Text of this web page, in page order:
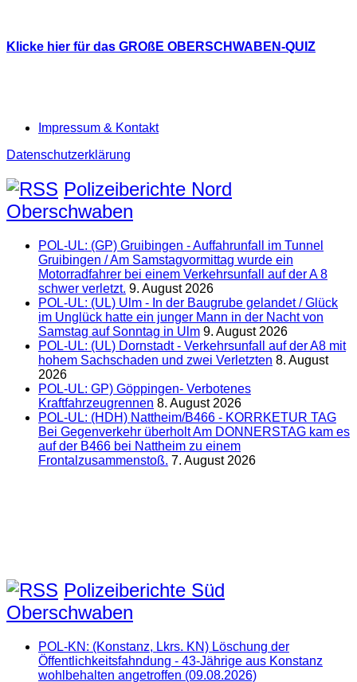
Klicke hier für das GROßE OBERSCHWABEN-QUIZ
Impressum & Kontakt
Datenschutzerklärung
Polizeiberichte Nord
Oberschwaben
POL-UL: (GP) Gruibingen - Auffahrunfall im Tunnel
Gruibingen / Am Samstagvormittag wurde ein
Motorradfahrer bei einem Verkehrsunfall auf der A 8
schwer verletzt. 9. August 2026
POL-UL: (UL) Ulm - In der Baugrube gelandet / Glück
im Unglück hatte ein junger Mann in der Nacht von
Samstag auf Sonntag in Ulm 9. August 2026
POL-UL: (UL) Dornstadt - Verkehrsunfall auf der A8 mit
hohem Sachschaden und zwei Verletzten 8. August
2026
POL-UL: GP) Göppingen- Verbotenes
Kraftfahrzeugrennen 8. August 2026
POL-UL: (HDH) Nattheim/B466 - KORRKETUR TAG
Bei Gegenverkehr überholt Am DONNERSTAG kam es
auf der B466 bei Nattheim zu einem
Frontalzusammenstoß. 7. August 2026
Polizeiberichte Süd
Oberschwaben
POL-KN: (Konstanz, Lkrs. KN) Löschung der
Öffentlichkeitsfahndung - 43-Jährige aus Konstanz
wohlbehalten angetroffen (09.08.2026)